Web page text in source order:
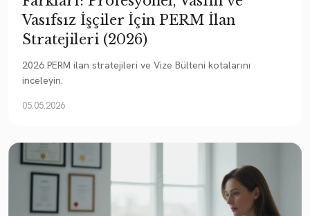
Vasıfsız İşçiler İçin PERM İlan
Stratejileri (2026)
2026 PERM ilan stratejileri ve Vize Bülteni kotalarını
inceleyin.
05.05.2026